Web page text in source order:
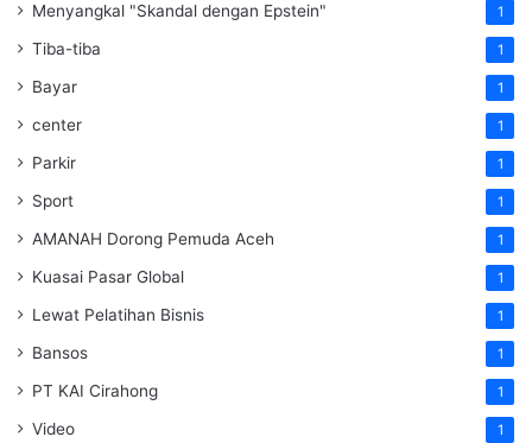
Menyangkal "Skandal dengan Epstein" 1
Tiba-tiba 1
Bayar 1
center 1
Parkir 1
Sport 1
AMANAH Dorong Pemuda Aceh 1
Kuasai Pasar Global 1
Lewat Pelatihan Bisnis 1
Bansos 1
PT KAI Cirahong 1
Video 1